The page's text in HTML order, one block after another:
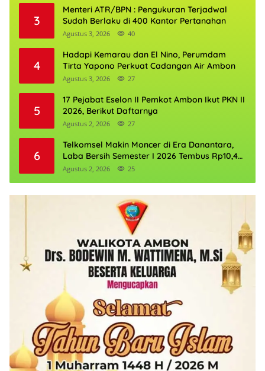
3
Menteri ATR/BPN : Pengukuran Terjadwal
Sudah Berlaku di 400 Kantor Pertanahan
Agustus 3, 2026 40
4
Hadapi Kemarau dan El Nino, Perumdam
Tirta Yapono Perkuat Cadangan Air Ambon
Agustus 3, 2026 27
5
17 Pejabat Eselon II Pemkot Ambon Ikut PKN II
2026, Berikut Daftarnya
Agustus 2, 2026 27
6
Telkomsel Makin Moncer di Era Danantara,
Laba Bersih Semester I 2026 Tembus Rp10,4
Triliun
Agustus 2, 2026 25